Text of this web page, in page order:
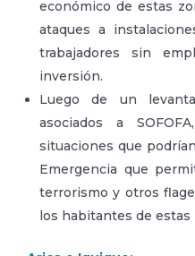
económico de estas
ataques a
trabajadores sin
inversión.
Luego de un
asociados a
situaciones que
Emergencia que
terrorismo y otros
los habitantes de estas